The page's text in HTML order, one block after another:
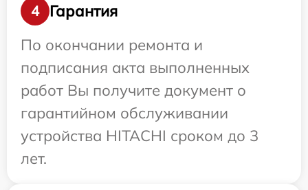
4
Гарантия
По окончании ремонта и
подписания акта выполненных
работ Вы получите документ о
гарантийном обслуживании
устройства HITACHI сроком до 3
лет.